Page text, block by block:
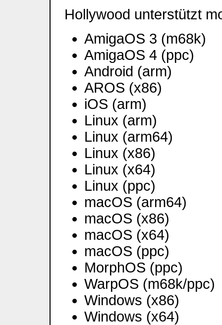
Hollywood unterstützt
AmigaOS 3 (m68k)
AmigaOS 4 (ppc)
Android (arm)
AROS (x86)
iOS (arm)
Linux (arm)
Linux (arm64)
Linux (x86)
Linux (x64)
Linux (ppc)
macOS (arm64)
macOS (x86)
macOS (x64)
macOS (ppc)
MorphOS (ppc)
WarpOS (m68k/ppc)
Windows (x86)
Windows (x64)